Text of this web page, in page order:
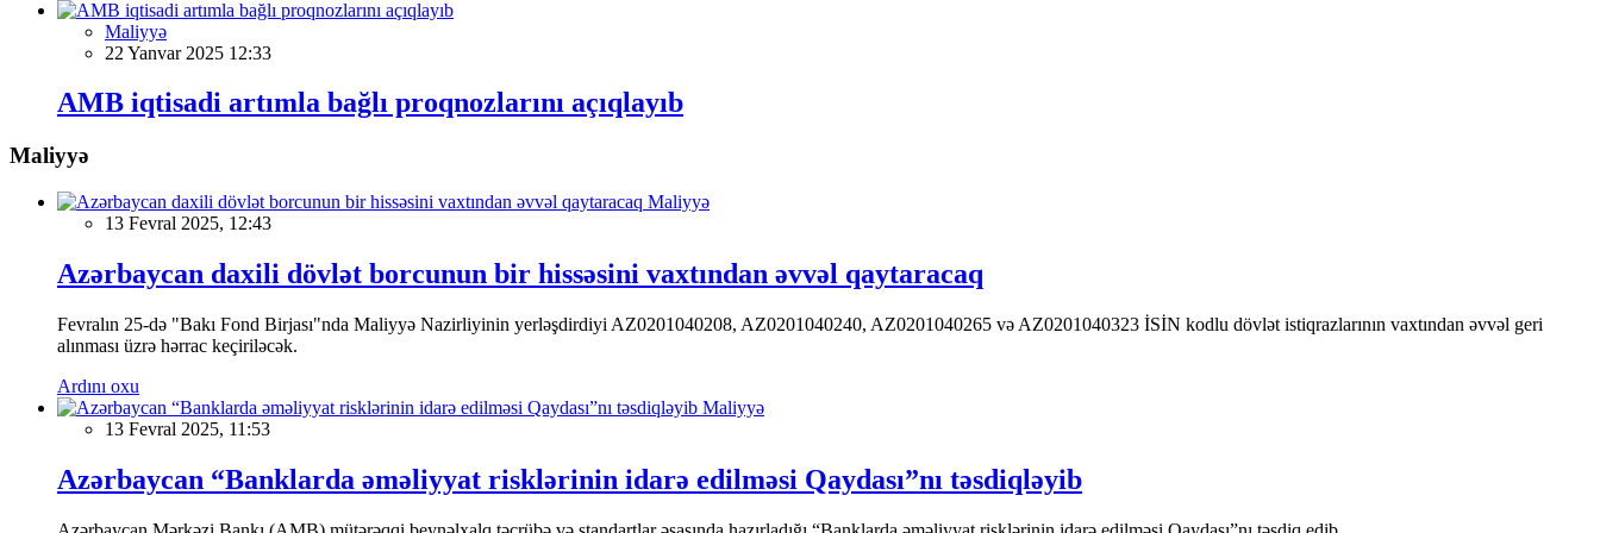
Maliyyə
22 Yanvar 2025 12:33
AMB iqtisadi artımla bağlı proqnozlarını açıqlayıb
Maliyyə
Maliyyə
13 Fevral 2025, 12:43
Azərbaycan daxili dövlət borcunun bir hissəsini vaxtından əvvəl qaytaracaq
Fevralın 25-də "Bakı Fond Birjası"nda Maliyyə Nazirliyinin yerləşdirdiyi AZ0201040208, AZ0201040240, AZ0201040265 və AZ0201040323 İSİN kodlu dövlət istiqrazlarının vaxtından əvvəl geri
alınması üzrə hərrac keçiriləcək.
Ardını oxu
Maliyyə
13 Fevral 2025, 11:53
Azərbaycan “Banklarda əməliyyat risklərinin idarə edilməsi Qaydası”nı təsdiqləyib